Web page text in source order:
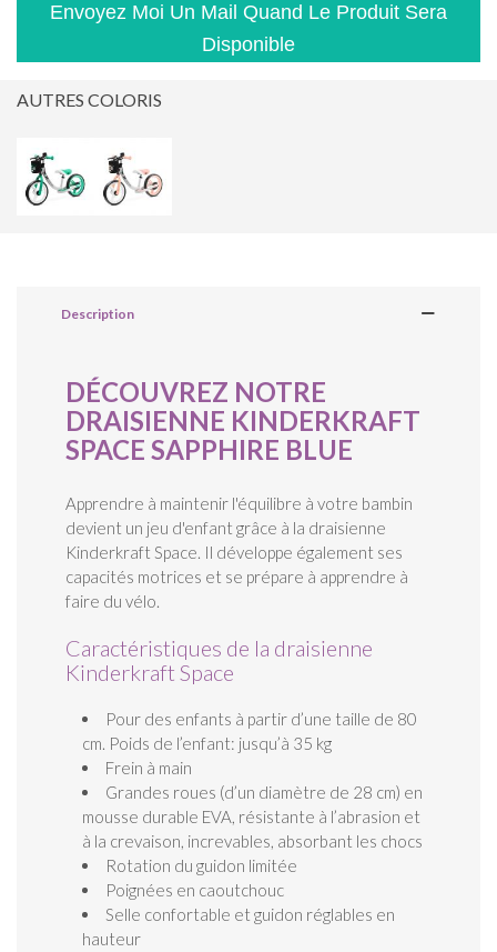
Envoyez Moi Un Mail Quand Le Produit Sera
Disponible
AUTRES COLORIS
Description
DÉCOUVREZ NOTRE
DRAISIENNE KINDERKRAFT
SPACE SAPPHIRE BLUE
Apprendre à maintenir l'équilibre à votre bambin
devient un jeu d'enfant grâce à la draisienne
Kinderkraft Space. Il développe également ses
capacités motrices et se prépare à apprendre à
faire du vélo.
Caractéristiques de la draisienne
Kinderkraft Space
Pour des enfants à partir d’une taille de 80
cm. Poids de l’enfant: jusqu’à 35 kg
Frein à main
Grandes roues (d’un diamètre de 28 cm) en
mousse durable EVA, résistante à l’abrasion et
à la crevaison, increvables, absorbant les chocs
Rotation du guidon limitée
Poignées en caoutchouc
Selle confortable et guidon réglables en
hauteur